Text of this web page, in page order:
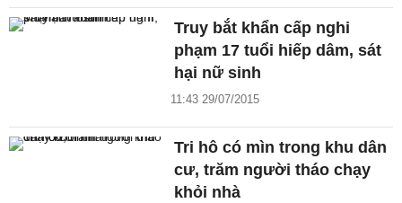
Truy bắt khẩn cấp nghi
phạm 17 tuổi hiếp dâm, sát
hại nữ sinh
11:43 29/07/2015
Tri hô có mìn trong khu dân
cư, trăm người tháo chạy
khỏi nhà